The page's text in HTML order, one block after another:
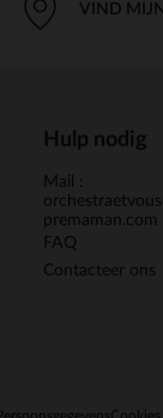
VIND
Hulp nodig
Mail :
premaman.com
FAQ
Contacteer ons